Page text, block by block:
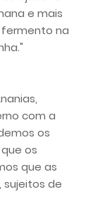
e mais
fermento na
com a
os
os
que as
de